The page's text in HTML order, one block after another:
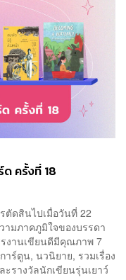
ด ครั้งที่ 18
ตัดสินไปเมื่อวันที่ 22
ามภาคภูมิใจของบรรดา
งานเขียนดีมีคุณภาพ 7
ร์ตูน, นวนิยาย, รวมเรื่อง
รางวัลนักเขียนรุ่นเยาว์